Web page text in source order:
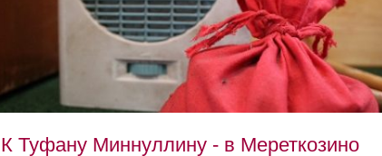
К Туфану Миннуллину - в Мереткозино